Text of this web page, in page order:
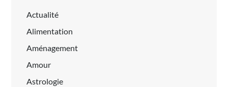
Actualité
Alimentation
Aménagement
Amour
Astrologie